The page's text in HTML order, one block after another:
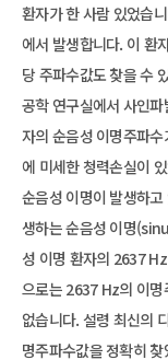
환자가 한 사람 있었습
에서 발생합니다. 이 환
당 주파수값도 찾을 수
공학 연구실에서 사인
자의 순음성 이명주파
에 미세한 청력손실이
순음성 이명이 발생하
생하는 순음성 이명
성 이명 환자의 2637
으로는 2637 Hz의 이명
없습니다. 설령 최신의
명주파수값을 정확히